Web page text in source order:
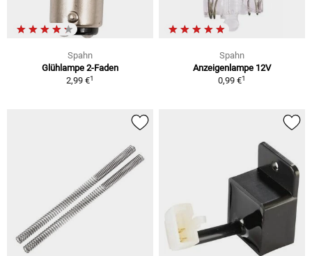
Spahn
Glühlampe 2-Faden
2,99 €1
Spahn
Anzeigenlampe 12V
0,99 €1